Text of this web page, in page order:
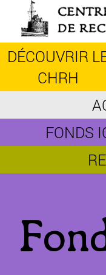
contenu
principal
DÉCOUVRIR
CHRH
FONDS